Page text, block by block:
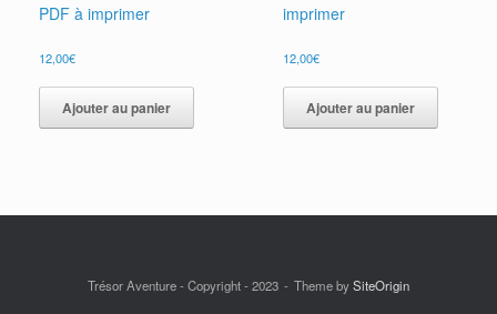
PDF à imprimer
12,00€
Ajouter au panier
imprimer
12,00€
Ajouter au panier
Trésor Aventure - Copyright - 2023 Theme bySiteOrigin